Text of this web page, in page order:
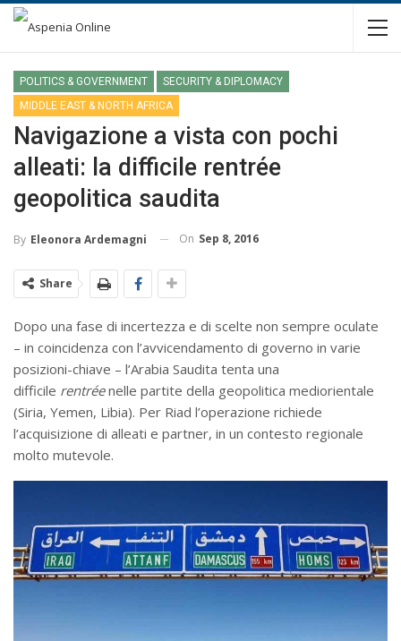
POLITICS & GOVERNMENT
SECURITY & DIPLOMACY
MIDDLE EAST & NORTH AFRICA
Navigazione a vista con pochi
alleati: la difficile rentrée
geopolitica saudita
By Eleonora Ardemagni On Sep 8, 2016
Share
Dopo una fase di incertezza e di scelte non sempre oculate
– in coincidenza con l’avvicendamento di governo in varie
posizioni-chiave – l’Arabia Saudita tenta una
difficile rentréenelle partite della geopolitica mediorientale
(Siria, Yemen, Libia). Per Riad l’operazione richiede
l’acquisizione di alleati e partner, in un contesto regionale
molto mutevole.